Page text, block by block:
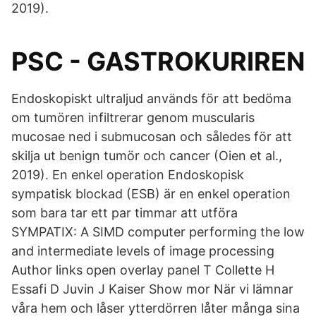
2019).
PSC - GASTROKURIREN
Endoskopiskt ultraljud används för att bedöma
om tumören infiltrerar genom muscularis
mucosae ned i submucosan och således för att
skilja ut benign tumör och cancer (Oien et al.,
2019). En enkel operation Endoskopisk
sympatisk blockad (ESB) är en enkel operation
som bara tar ett par timmar att utföra
SYMPATIX: A SIMD computer performing the low
and intermediate levels of image processing
Author links open overlay panel T Collette H
Essafi D Juvin J Kaiser Show mor När vi lämnar
våra hem och låser ytterdörren låter många sina